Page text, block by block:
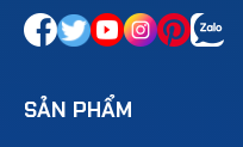
SẢN PHẨM